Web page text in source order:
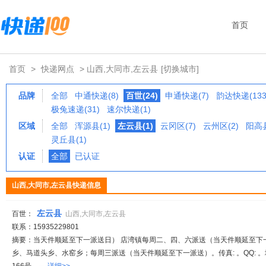
首页
首页 > 快递网点 > 山西,大同市,左云县 [切换城市]
品牌 全部 中通快递(8) 百世(24) 申通快递(7)
韵达快递
极兔速递(31)
速尔快递(1)
区域
全部 浑源县(1) 左云县(1) 云冈区(7) 云州区(2)
阳高
灵丘县(1)
认证
全部 已认证
山西,大同市,左云县快递信息
百世： 左云县 山西,大同市,左云县
联系：15935229801
摘要：当天件顺延至下一派送日） 店湾镇每周二、四、六派送（当天件顺延至
乡、马道头乡、水窑乡；每周三派送（当天件顺延至下一派送）。传真: 。QQ: